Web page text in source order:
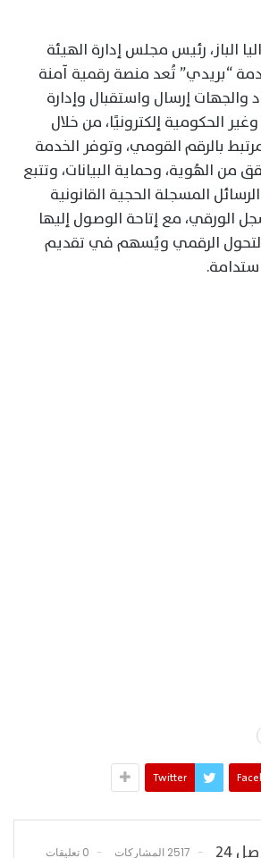
الباز، رئيس مجلس إدارة الهيئة
“بريدي” تُعد منصة رقمية آمنة
والجهات إرسال واستقبال وإدارة
الحكومية إلكترونيًا، من خلال
بالرقم القومي، وتوفر الخدمة
من الهُوية، وحماية البيانات، وتتبع
المسجلة الحجية القانونية
الورقي، مع إتاحة الوصول إليها
الرقمي ويُسهم في تقديم
Twitter
24 2517 المشاركات 0 تعليقات